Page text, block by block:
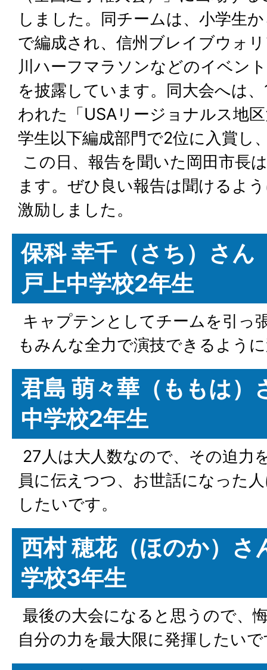
しました。同チームは、小学生
で編成され、信州ブレイブウォ
川ハーフマラソンなどのイベン
を披露しています。同大会へは
われた「USAリージョナルス地
学生以下編成部門で2位に入賞し
この日、報告を聞いた岡田市長
ます。ぜひ良い報告は聞けるよ
激励しました。
保科 幸千（さち）さん
戸上中学校2年生
キャプテンとしてチームを引っ
もみんな全力で演技できるよう
君島 萌々華（ももは）
中学校2年生
27人は大人数なので、その迫力
員に伝えつつ、お世話になった
したいです。
西村 穂花（ほのか）さ
学校3年生
最後の大会になると思うので、
自分の力を最大限に発揮したい